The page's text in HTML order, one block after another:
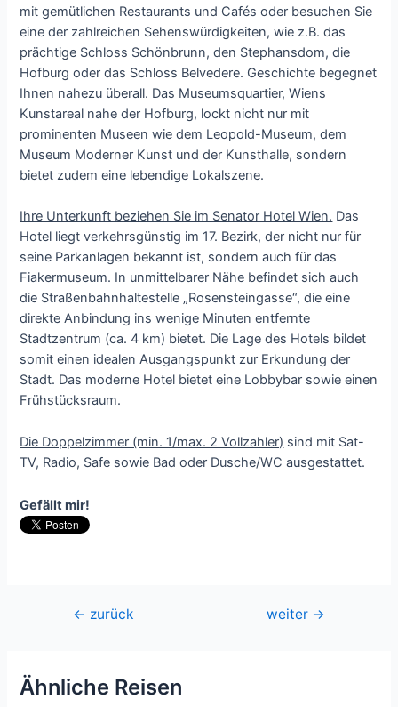
mit gemütlichen Restaurants und Cafés oder besuchen Sie
eine der zahlreichen Sehenswürdigkeiten, wie z.B. das
prächtige Schloss Schönbrunn, den Stephansdom, die
Hofburg oder das Schloss Belvedere. Geschichte begegnet
Ihnen nahezu überall. Das Museumsquartier, Wiens
Kunstareal nahe der Hofburg, lockt nicht nur mit
prominenten Museen wie dem Leopold-Museum, dem
Museum Moderner Kunst und der Kunsthalle, sondern
bietet zudem eine lebendige Lokalszene.
Ihre Unterkunft beziehen Sie im Senator Hotel Wien. Das
Hotel liegt verkehrsgünstig im 17. Bezirk, der nicht nur für
seine Parkanlagen bekannt ist, sondern auch für das
Fiakermuseum. In unmittelbarer Nähe befindet sich auch
die Straßenbahnhaltestelle „Rosensteingasse“, die eine
direkte Anbindung ins wenige Minuten entfernte
Stadtzentrum (ca. 4 km) bietet. Die Lage des Hotels bildet
somit einen idealen Ausgangspunkt zur Erkundung der
Stadt. Das moderne Hotel bietet eine Lobbybar sowie einen
Frühstücksraum.
Die Doppelzimmer (min. 1/max. 2 Vollzahler) sind mit Sat-
TV, Radio, Safe sowie Bad oder Dusche/WC ausgestattet.
Gefällt mir!
Beitragsnavigation
← zurück weiter →
Ähnliche Reisen